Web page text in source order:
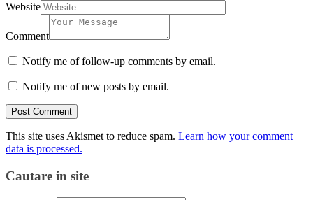
Website
Comment
Notify me of follow-up comments by email.
Notify me of new posts by email.
This site uses Akismet to reduce spam. Learn how your comment
data is processed.
Cautare in site